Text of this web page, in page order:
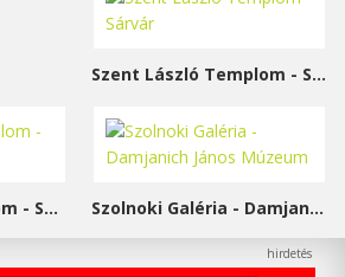
Szent László Templom - Sárvár
Református templom - Salgótarján Szolnoki Galéria - Damjanich János Múzeum